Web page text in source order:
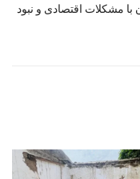
با مشکلات اقتصادی و نبود